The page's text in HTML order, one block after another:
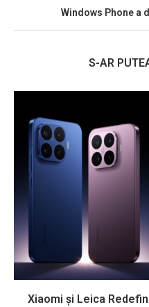
Windows Phone a
S-AR
Xiaomi și Leica